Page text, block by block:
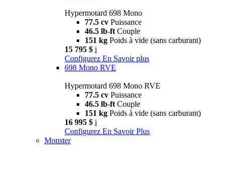
Hypermotard 698 Mono
77.5 cv Puissance
46.5 lb-ft Couple
151 kg Poids à vide (sans carburant)
15 795 $ i
Configurez En Savoir plus
698 Mono RVE
Hypermotard 698 Mono RVE
77.5 cv Puissance
46.5 lb-ft Couple
151 kg Poids à vide (sans carburant)
16 995 $ i
Configurez En Savoir Plus
Monster